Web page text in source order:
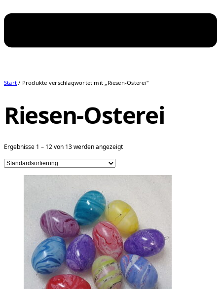
Start / Produkte verschlagwortet mit „Riesen-Osterei“
Riesen-Osterei
Ergebnisse 1 – 12 von 13 werden angezeigt